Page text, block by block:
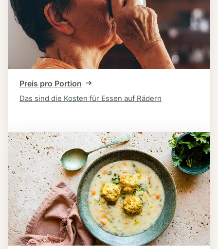
Preis pro Portion
Das sind die Kosten für Essen auf Rädern